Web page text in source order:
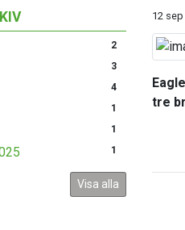
2
3
4
1
1
1
Visa alla
12 sep
tre